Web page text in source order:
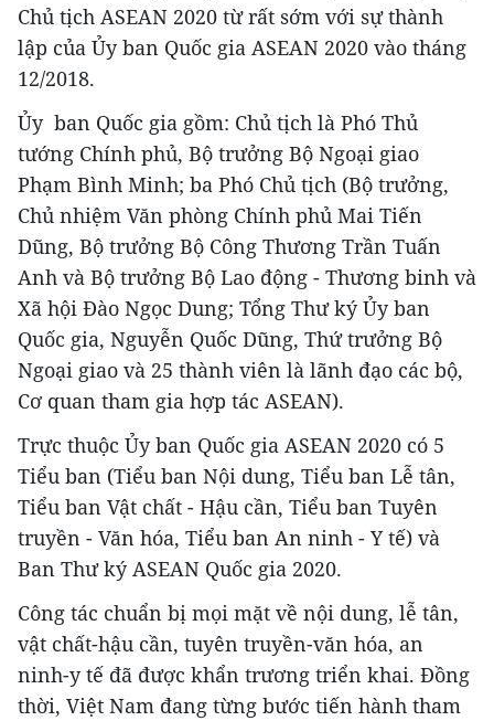
Chủ tịch ASEAN 2020 từ rất sớm với sự thành
lập của Ủy ban Quốc gia ASEAN 2020 vào tháng
12/2018.
Ủy ban Quốc gia gồm: Chủ tịch là Phó Thủ
tướng Chính phủ, Bộ trưởng Bộ Ngoại giao
Phạm Bình Minh; ba Phó Chủ tịch (Bộ trưởng,
Chủ nhiệm Văn phòng Chính phủ Mai Tiến
Dũng, Bộ trưởng Bộ Công Thương Trần Tuấn
Anh và Bộ trưởng Bộ Lao động - Thương binh và
Xã hội Đào Ngọc Dung; Tổng Thư ký Ủy ban
Quốc gia, Nguyễn Quốc Dũng, Thứ trưởng Bộ
Ngoại giao và 25 thành viên là lãnh đạo các bộ,
Cơ quan tham gia hợp tác ASEAN).
Trực thuộc Ủy ban Quốc gia ASEAN 2020 có 5
Tiểu ban (Tiểu ban Nội dung, Tiểu ban Lễ tân,
Tiểu ban Vật chất - Hậu cần, Tiểu ban Tuyên
truyền - Văn hóa, Tiểu ban An ninh - Y tế) và
Ban Thư ký ASEAN Quốc gia 2020.
Công tác chuẩn bị mọi mặt về nội dung, lễ tân,
vật chất-hậu cần, tuyên truyền-văn hóa, an
ninh-y tế đã được khẩn trương triển khai. Đồng
thời, Việt Nam đang từng bước tiến hành tham